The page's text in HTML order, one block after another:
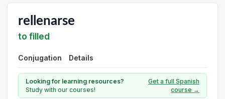
rellenarse
to filled
Conjugation Details
Looking for learning resources?
Study with our courses!
Get a full Spanish
course →